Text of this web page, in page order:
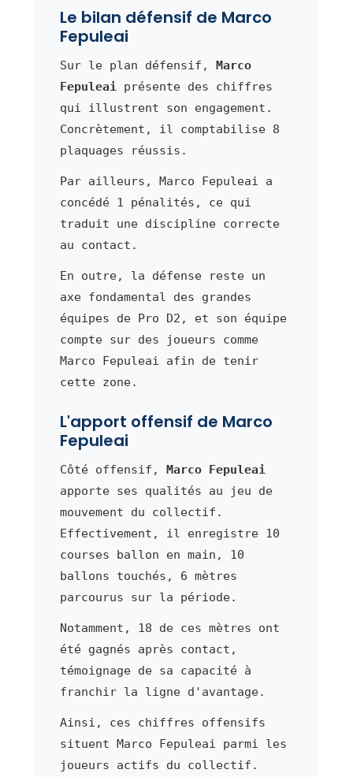
Le bilan défensif de Marco
Fepuleai
Sur le plan défensif,
Marco
Fepuleaiprésente des chiffres
qui illustrent son engagement.
Concrètement, il comptabilise 8
plaquages réussis.
Par ailleurs, Marco Fepuleai a
concédé 1 pénalités, ce qui
traduit une discipline correcte
au contact.
En outre, la défense reste un
axe fondamental des grandes
équipes de Pro D2, et son équipe
compte sur des joueurs comme
Marco Fepuleai afin de tenir
cette zone.
L'apport offensif de Marco
Fepuleai
Côté offensif,
Marco Fepuleai
apporte ses qualités au jeu de
mouvement du collectif.
Effectivement, il enregistre 10
courses ballon en main, 10
ballons touchés, 6 mètres
parcourus sur la période.
Notamment, 18 de ces mètres ont
été gagnés après contact,
témoignage de sa capacité à
franchir la ligne d'avantage.
Ainsi, ces chiffres offensifs
situent Marco Fepuleai parmi les
joueurs actifs du collectif.